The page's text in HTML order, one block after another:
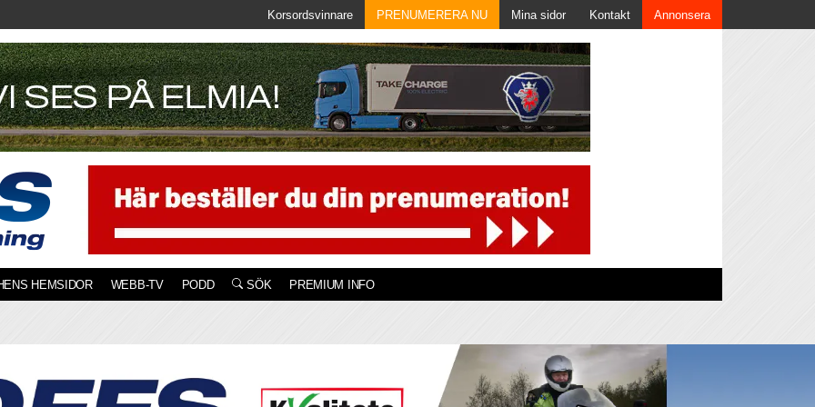
Korsordsvinnare PRENUMERERA NU Mina sidor Kontakt Annonsera
HEMSIDOR WEBB-TV PODD SÖK PREMIUM INFO